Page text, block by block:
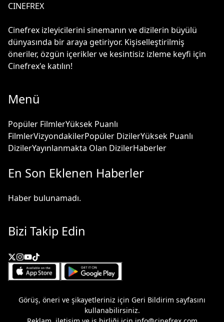
CINEFREX
Cinefrex izleyicilerini sinemanın ve dizilerin büyülü
dünyasında bir araya getiriyor. Kişiselleştirilmiş
öneriler, özgün içerikler ve kesintisiz izleme keyfi için
Cinefrex'e katılın!
Menü
Popüler FilmlerYüksek Puanlı
FilmlerVizyondakilerPopüler DizilerYüksek Puanlı
DizilerYayınlanmakta Olan DizilerHaberler
En Son Eklenen Haberler
Haber bulunamadı.
Bizi Takip Edin
Görüş, öneri ve şikayetleriniz için Geri Bildirim sayfasını
kullanabilirsiniz.